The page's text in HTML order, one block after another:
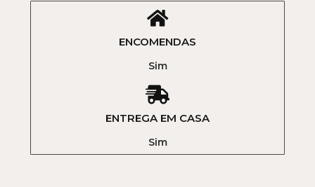
ENCOMENDAS
Sim
ENTREGA EM CASA
Sim